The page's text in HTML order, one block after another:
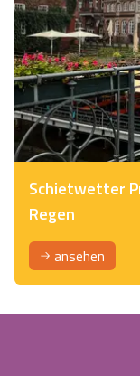
Schietwetter
Regen
ansehen